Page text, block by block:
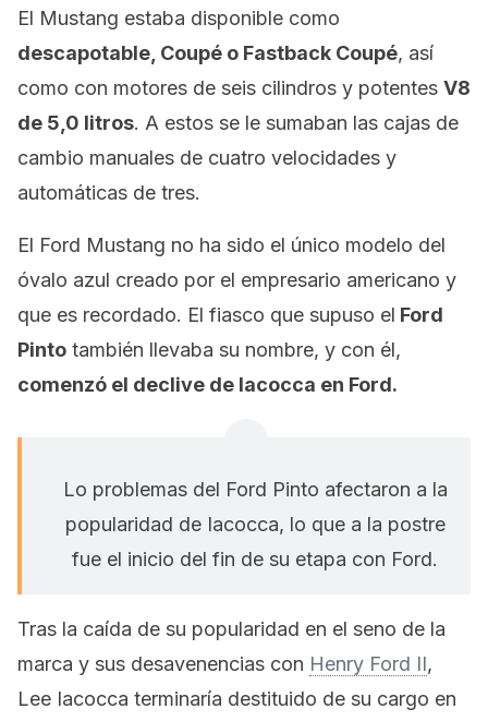
El Mustang estaba disponible como
descapotable, Coupé o Fastback Coupé, así
como con motores de seis cilindros y potentes V8
de 5,0 litros. A estos se le sumaban las cajas de
cambio manuales de cuatro velocidades y
automáticas de tres.
El Ford Mustang no ha sido el único modelo del
óvalo azul creado por el empresario americano y
que es recordado. El fiasco que supuso el Ford
Pinto también llevaba su nombre, y con él,
comenzó el declive de Iacocca en Ford.
Lo problemas del Ford Pinto afectaron a la
popularidad de Iacocca, lo que a la postre
fue el inicio del fin de su etapa con Ford.
Tras la caída de su popularidad en el seno de la
marca y sus desavenencias con Henry Ford II,
Lee Iacocca terminaría destituido de su cargo en